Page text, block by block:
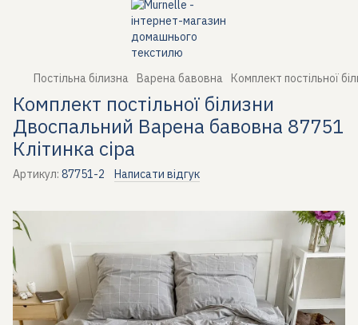
Постільна білизна Варена бавовна Комплект постільної
Комплект постільної білизни
Двоспальний Варена бавовна 87751
Клітинка сіра
Артикул: 87751-2 Написати відгук